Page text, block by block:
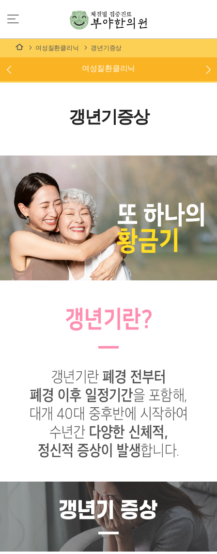
여성질환클리닉 갱년기증상
여성질환클리닉
갱년기증상